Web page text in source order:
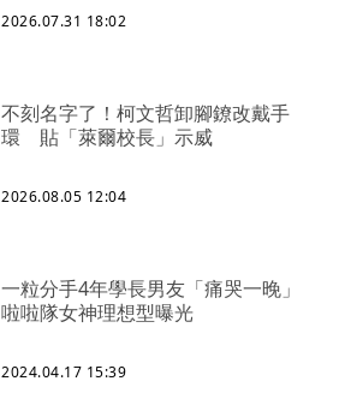
2026.07.31 18:02
不刻名字了！柯文哲卸腳鐐改戴手
環 貼「萊爾校長」示威
2026.08.05 12:04
一粒分手4年學長男友「痛哭一晚」
啦啦隊女神理想型曝光
2024.04.17 15:39